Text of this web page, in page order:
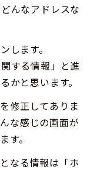
んなアドレスな
します。
する情報」と進
かと思います。
修正してありま
な感じの画面が
す。
なる情報は「ホ